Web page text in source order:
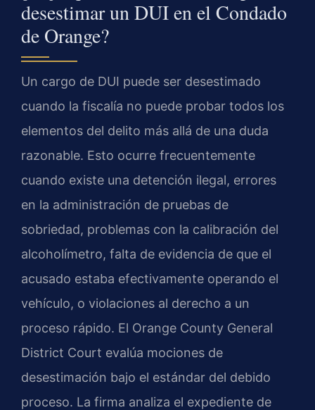
desestimar un DUI en el Condado
de Orange?
Un cargo de DUI puede ser desestimado
cuando la fiscalía no puede probar todos los
elementos del delito más allá de una duda
razonable. Esto ocurre frecuentemente
cuando existe una detención ilegal, errores
en la administración de pruebas de
sobriedad, problemas con la calibración del
alcoholímetro, falta de evidencia de que el
acusado estaba efectivamente operando el
vehículo, o violaciones al derecho a un
proceso rápido. El Orange County General
District Court evalúa mociones de
desestimación bajo el estándar del debido
proceso. La firma analiza el expediente de